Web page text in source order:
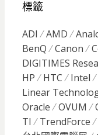
標籤
ADI AMD
BenQ
Canon
DIGITIMES
HP
HTC Intel
Linear
Oracle
OVUM
TI
TrendForce